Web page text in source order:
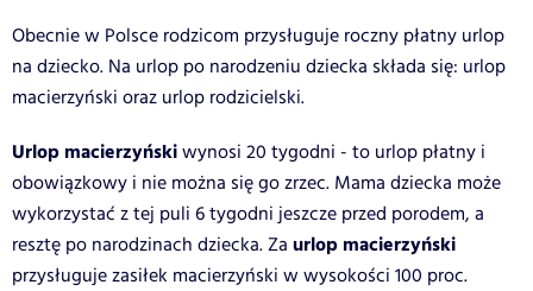
Obecnie w Polsce rodzicom przysługuje roczny płatny urlop
na dziecko. Na urlop po narodzeniu dziecka składa się: urlop
macierzyński oraz urlop rodzicielski.
Urlop macierzyńskiwynosi 20 tygodni - to urlop płatny i
obowiązkowy i nie można się go zrzec. Mama dziecka może
wykorzystać z tej puli 6 tygodni jeszcze przed porodem, a
resztę po narodzinach dziecka. Za urlop macierzyński
przysługuje zasiłek macierzyński w wysokości 100 proc.